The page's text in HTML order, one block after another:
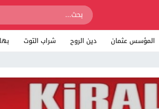
المؤسس عثمان دين الروح شراب التوت